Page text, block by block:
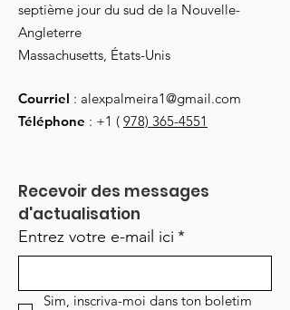
septième jour du sud de la Nouvelle-
Angleterre
Massachusetts, États-Unis
Courriel : alexpalmeira1@gmail.com
Téléphone : +1 ( 978) 365-4551
Recevoir des messages
d'actualisation
Entrez votre e-mail ici *
Sim, inscriva-moi dans ton boletim